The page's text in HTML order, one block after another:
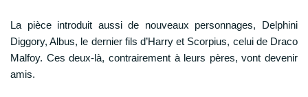
La pièce introduit aussi de nouveaux personnages, Delphini
Diggory, Albus, le dernier fils d’Harry et Scorpius, celui de Draco
Malfoy. Ces deux-là, contrairement à leurs pères, vont devenir
amis.